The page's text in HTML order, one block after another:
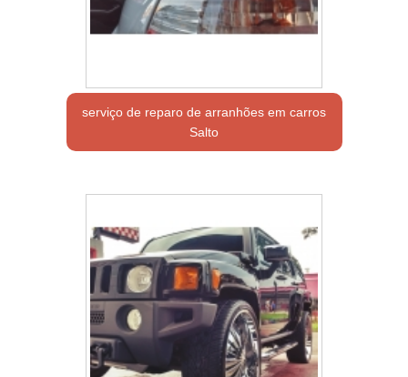
serviço de reparo de arranhões em carros
Salto